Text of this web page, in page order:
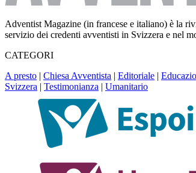
Adventist Magazine (in francese e italiano) è la
servizio dei credenti avventisti in Svizzera e nel
CATEGORI
A presto | Chiesa Avventista | Editoriale |
Svizzera | Testimonianza | Umanitario